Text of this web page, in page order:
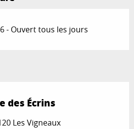
- Ouvert tous les jours
des Écrins
Les Vigneaux